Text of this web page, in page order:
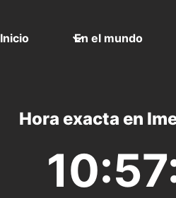
Inicio En el mundo
Hora exacta en